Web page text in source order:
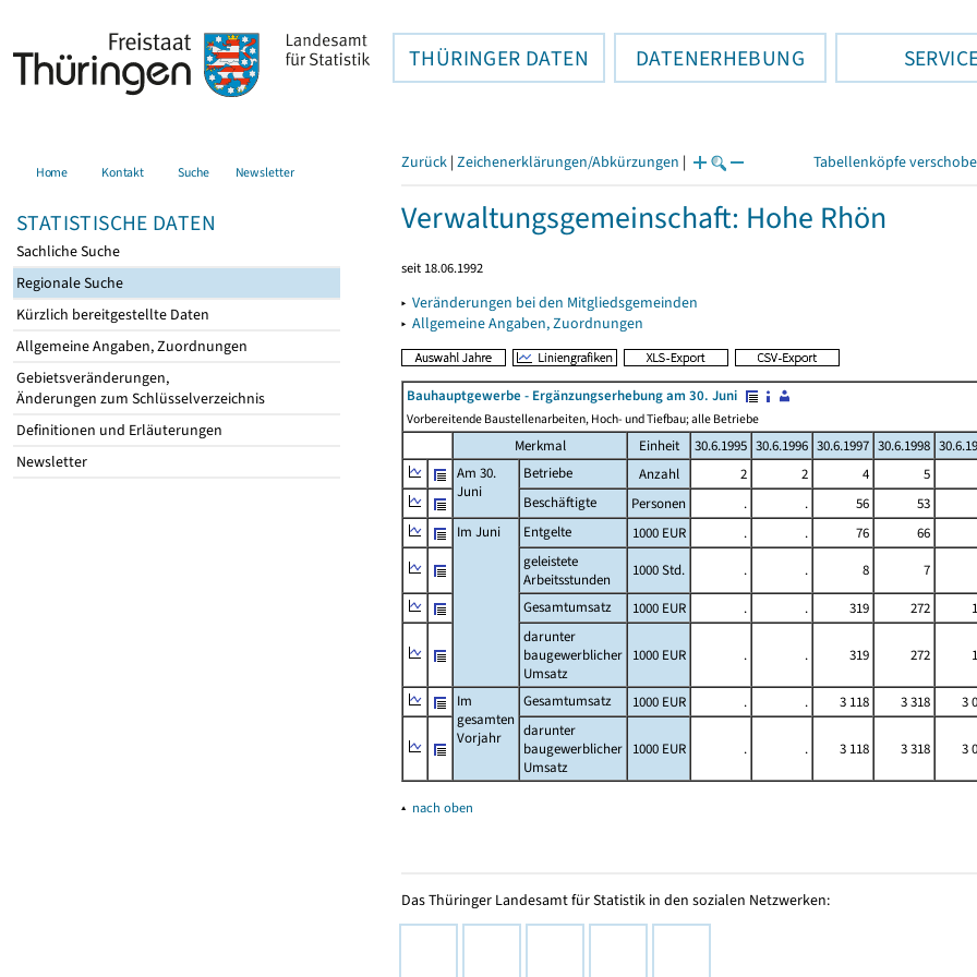
THÜRINGER DATEN DATENERHEBUNG
Home Kontakt Suche Newsletter
STATISTISCHE DATEN
Sachliche Suche
Regionale Suche
Kürzlich bereitgestellte Daten
Allgemeine Angaben, Zuordnungen
Gebietsveränderungen,
Änderungen zum Schlüsselverzeichnis
Definitionen und Erläuterungen
Newsletter
Zurück | Zeichenerklärungen/Abkürzungen | Tabellenköpfe
Verwaltungsgemeinschaft: Hohe Rhön
seit 18.06.1992
▸ Veränderungen bei den Mitgliedsgemeinden
▸ Allgemeine Angaben, Zuordnungen
Bauhauptgewerbe - Ergänzungserhebung am 30. Juni
Vorbereitende Baustellenarbeiten, Hoch- und Tiefbau; alle Betriebe
Merkmal Einheit 30.6.1995 30.6.1996 30.6.1997 30.6.1998
Am 30.
Juni
Betriebe Anzahl 2 2 4 5
Beschäftigte
Personen . . 56 53
Im Juni
Entgelte 1000 EUR . . 76 66
geleistete
Arbeitsstunden
1000 Std. . . 8 7
Gesamtumsatz
1000 EUR . . 319 272
darunter
baugewerblicher
Umsatz
1000 EUR . . 319 272
Im
gesamten
Vorjahr
Gesamtumsatz 1000 EUR . . 3 118 3 318 3
darunter
baugewerblicher
Umsatz
1000 EUR . . 3 118 3 318 3
▴ nach oben
Das Thüringer Landesamt für Statistik in den sozialen Netzwerken: